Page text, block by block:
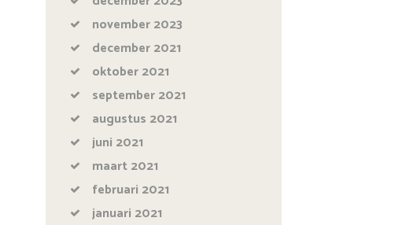
november2023
december2021
oktober2021
september2021
augustus 2021
juni 2021
maart2021
februari 2021
januari 2021